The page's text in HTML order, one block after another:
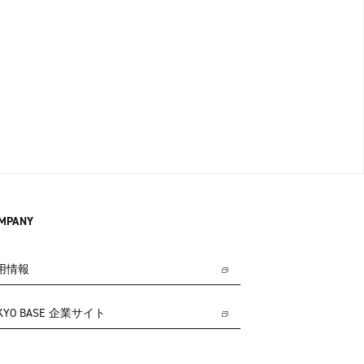
情報
BASE 企業サイト